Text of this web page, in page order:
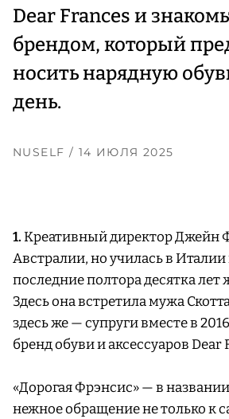
Dear Frances и
брендом, который
носить нарядную
день.
NUSELF / 14 ИЮЛЯ 2025
1.Креативный директор Джейн
Австралии, но училась в Италии
последние полтора десятка лет
Здесь она встретила мужа
здесь же — супруги вместе в
бренд обуви и аксессуаров Dear
«Дорогая Фрэнсис» — в
нежное обращение не только к